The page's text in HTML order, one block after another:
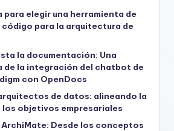
para elegir una herramienta de
código para la arquitectura de
la documentación: Una
de la integración del chatbot de
con OpenDocs
de datos: alineando la
objetivos empresariales
Desde los conceptos